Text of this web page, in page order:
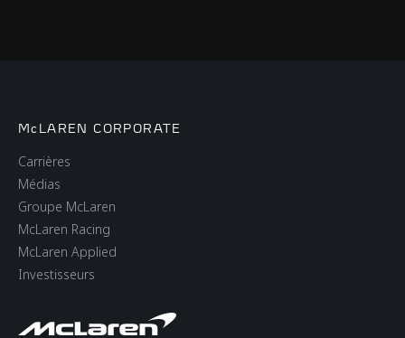
McLAREN CORPORATE
Carrières
Médias
Groupe McLaren
McLaren Racing
McLaren Applied
Investisseurs